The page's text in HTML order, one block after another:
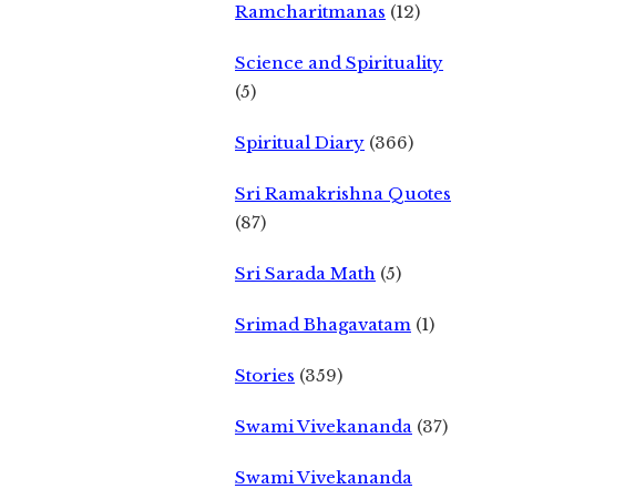
Ramcharitmanas (12)
Science and Spirituality
(5)
Spiritual Diary (366)
Sri Ramakrishna Quotes
(87)
Sri Sarada Math (5)
Srimad Bhagavatam (1)
Stories (359)
Swami Vivekananda (37)
Swami Vivekananda